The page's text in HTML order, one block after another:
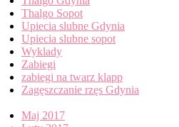
Thalgo Sopot
Upiecia slubne Gdynia
Upiecia slubne sopot
Wyklady
Zabiegi
zabiegi na twarz klapp
Zagęszczanie rzęs Gdynia
Maj 2017